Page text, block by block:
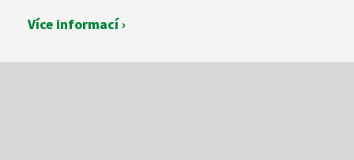
Více informací ›